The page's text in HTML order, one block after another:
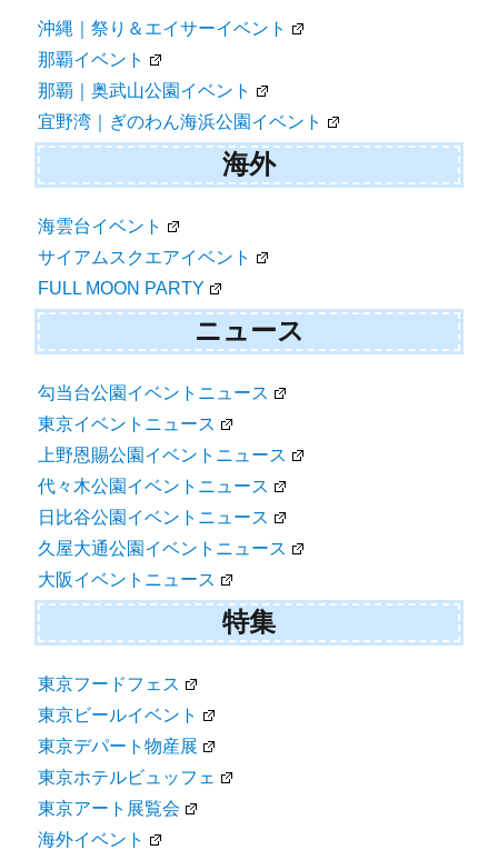
沖縄｜祭り＆エイサーイベント
那覇イベント
那覇｜奥武山公園イベント
宜野湾｜ぎのわん海浜公園イベント
海外
海雲台イベント
サイアムスクエアイベント
FULL MOON PARTY
ニュース
勾当台公園イベントニュース
東京イベントニュース
上野恩賜公園イベントニュース
代々木公園イベントニュース
日比谷公園イベントニュース
久屋大通公園イベントニュース
大阪イベントニュース
特集
東京フードフェス
東京ビールイベント
東京デパート物産展
東京ホテルビュッフェ
東京アート展覧会
海外イベント